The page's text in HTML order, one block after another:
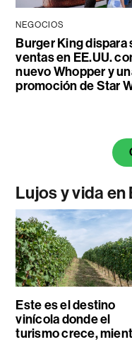
NEGOCIOS
Burger King dispara
ventas en EE.UU.
nuevo Whopper y
promoción de Star
Lujos y vida
Este es el destino
vinícola donde el
turismo crece,